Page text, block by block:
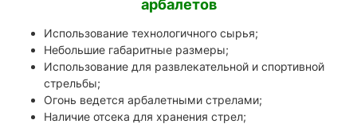
арбалетов
Использование технологичного сырья;
Небольшие габаритные размеры;
Использование для развлекательной и спортивной
стрельбы;
Огонь ведется арбалетными стрелами;
Наличие отсека для хранения стрел;